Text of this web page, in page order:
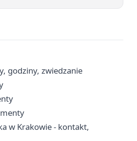
godziny, zwiedzanie
w Krakowie - kontakt,